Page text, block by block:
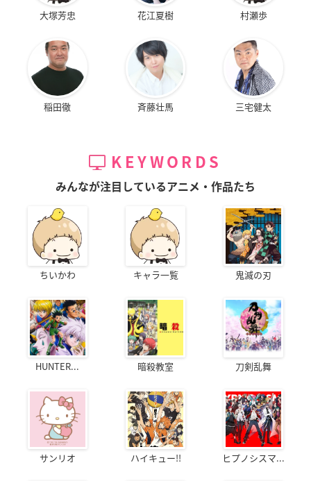
大塚芳忠 花江夏樹 村瀬歩
稲田徹 斉藤壮馬 三宅健太
KEYWORDS
みんなが注目しているアニメ・作品たち
ちいかわ キャラ一覧 鬼滅の刃
HUNTER... 暗殺教室 刀剣乱舞
サンリオ ハイキュー!! ヒプノシスマ...